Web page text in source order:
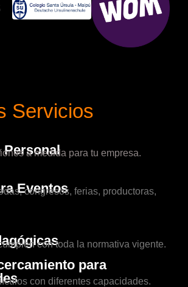
Servicios
Personal
a medida para tu empresa.
Eventos
congresos, ferias, productoras,
con toda la normativa vigente.
para
con diferentes capacidades.